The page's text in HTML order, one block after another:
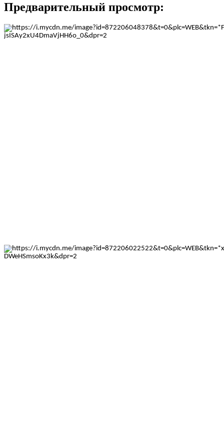
Предварительный просмотр: